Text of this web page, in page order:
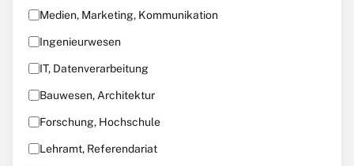
Medien, Marketing, Kommunikation
Ingenieurwesen
IT, Datenverarbeitung
Bauwesen, Architektur
Forschung, Hochschule
Lehramt, Referendariat